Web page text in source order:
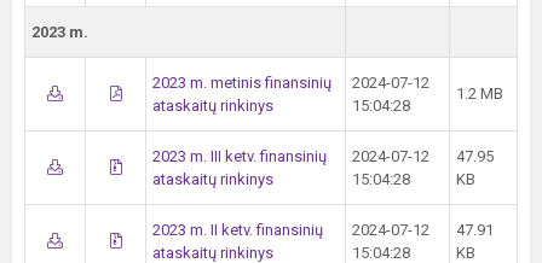
2023 m.
2023 m. metinis finansinių
ataskaitų rinkinys
2024-07-12
15:04:28
1.2 MB
2023 m. III ketv. finansinių
ataskaitų rinkinys
2024-07-12
15:04:28
47.95
KB
2023 m. II ketv. finansinių
ataskaitų rinkinys
2024-07-12
15:04:28
47.91
KB